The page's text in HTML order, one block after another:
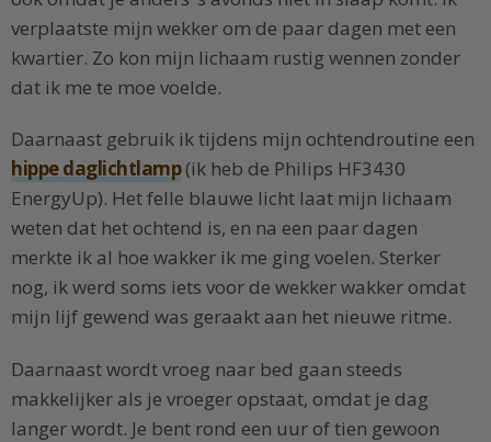
verplaatste mijn wekker om de paar dagen met een
kwartier. Zo kon mijn lichaam rustig wennen zonder
dat ik me te moe voelde.
Daarnaast gebruik ik tijdens mijn ochtendroutine een
hippe daglichtlamp(ik heb de Philips HF3430
EnergyUp). Het felle blauwe licht laat mijn lichaam
weten dat het ochtend is, en na een paar dagen
merkte ik al hoe wakker ik me ging voelen. Sterker
nog, ik werd soms iets voor de wekker wakker omdat
mijn lijf gewend was geraakt aan het nieuwe ritme.
Daarnaast wordt vroeg naar bed gaan steeds
makkelijker als je vroeger opstaat, omdat je dag
langer wordt. Je bent rond een uur of tien gewoon